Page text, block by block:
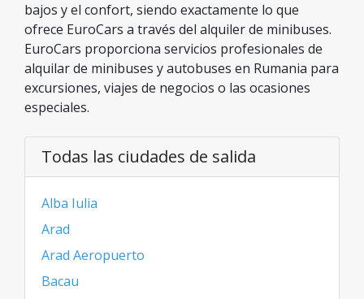
bajos y el confort, siendo exactamente lo que
ofrece EuroCars a través del alquiler de minibuses.
EuroCars proporciona servicios profesionales de
alquilar de minibuses y autobuses en Rumania para
excursiones, viajes de negocios o las ocasiones
especiales.
Todas las ciudades de salida
Alba Iulia
Arad
Arad Aeropuerto
Bacau